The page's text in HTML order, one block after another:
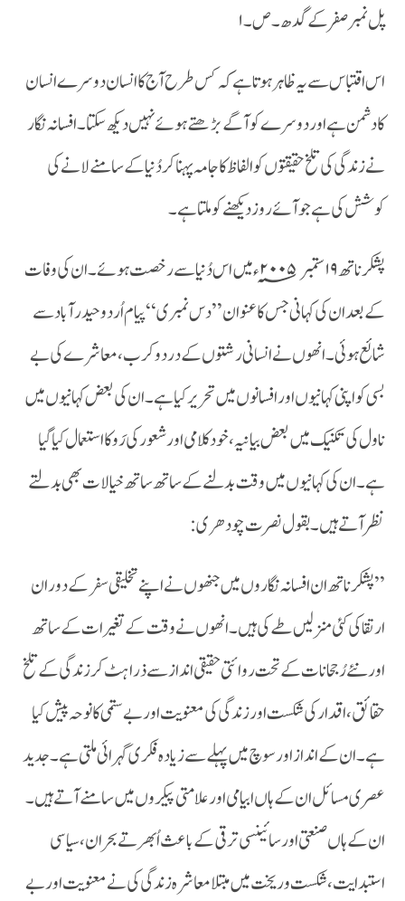
پل نمبر صفر کے گدھ ۔ص ۔۱
اس اقتباس سے یہ ظاہر ہوتا ہے کہ کس طرح آج کا انسان دوسرے انسان
کا دشمن ہے اور دوسرے کو آگے بڑھتے ہوئے نہیں دیکھ سکتا۔افسانہ نگار
نے زندگی کی تلخ حقیقتوں کو الفاظ کا جامہ پہنا کر دُنیا کے سامنے لانے کی
کوشش کی ہے جو آئے روز دیکھنے کو ملتاہے ۔
پشکر ناتھ ۱۹ ستمبر ۲۰۰۵؁ء میں اس دُنیا سے رخصت ہوئے ۔ان کی وفات
کے بعد ان کی کہانی جس کا عنوان ’’دس نمبری‘‘ پیام اُردو حیدر آباد سے
شائع ہوئی ۔انھوں نے انسانی رشتوں کے درد و کرب ،معاشرے کی بے
بسی کو اپنی کہانیوں اور افسانوں میں تحریر کیا ہے ۔ان کی بعض کہانیوں میں
ناول کی تکنیک میں بعض بیانیہ ،خود کلامی اور شعور کی رَو کا استعمال کیا گیا
ہے ۔ان کی کہانیوں میں وقت بدلنے کے ساتھ ساتھ خیالات بھی بدلتے
نظر آتے ہیں ۔بقول نصرت چودھری :
’’پشکر ناتھ ان افسانہ نگاروں میں جنھوں نے اپنے تخلیقی سفر کے دوران
ارتقا کی کئی منزلیں طے کی ہیں ۔انھوں نے وقت کے تغیرات کے ساتھ
اور نئے رُجحانات کے تحت روائتی حقیقی انداز سے ذرا ہٹ کر زندگی کے تلخ
حقائق ،اقدار کی شکست اور زندگی کی معنویت اور بے ستمی کا نوحہ پیش کیا
ہے ۔ان کے انداز اور سوچ میں پہلے سے زیادہ فکری گہرائی ملتی ہے ۔جدید
عصری مسائل ان کے ہاں ابیامی اور علامتی پیکروں میں سامنے آتے ہیں ۔
ان کے ہاں صنعتی اور سائینسی ترقی کے باعث اُبھرتے بحران ،سیاسی
استبدایت ،شکست و ریخت میں مبتلا معاشرہ زندگی کی نے معنویت اور بے